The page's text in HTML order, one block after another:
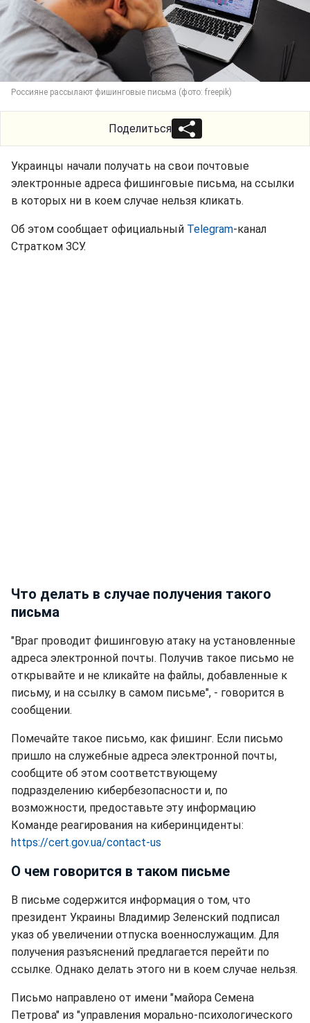
Россияне рассылают фишинговые письма (фото: freepik)
Поделиться
Украинцы начали получать на свои почтовые
электронные адреса фишинговые письма, на ссылки
в которых ни в коем случае нельзя кликать.
Об этом сообщает официальный Telegram-канал
Стратком ЗСУ.
Что делать в случае получения такого
письма
"Враг проводит фишинговую атаку на установленные
адреса электронной почты. Получив такое письмо не
открывайте и не кликайте на файлы, добавленные к
письму, и на ссылку в самом письме", - говорится в
сообщении.
Помечайте такое письмо, как фишинг. Если письмо
пришло на служебные адреса электронной почты,
сообщите об этом соответствующему
подразделению кибербезопасности и, по
возможности, предоставьте эту информацию
Команде реагирования на киберинциденты:
https://cert.gov.ua/contact-us
О чем говорится в таком письме
В письме содержится информация о том, что
президент Украины Владимир Зеленский подписал
указ об увеличении отпуска военнослужащим. Для
получения разъяснений предлагается перейти по
ссылке. Однако делать этого ни в коем случае нельзя.
Письмо направлено от имени "майора Семена
Петрова" из "управления морально-психологического